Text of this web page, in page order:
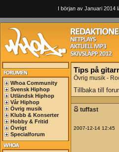
I början av Januari 2014
Whoa Community
Svensk Hiphop
Utländsk Hiphop
Vår Hiphop
Övrig musik
Klubb & Konserter
Hobby & Fritid
Övrigt
Specialforum
Tips på
Övrig musik -
Tillbaka till
tuffast
2007-12-14 12:45